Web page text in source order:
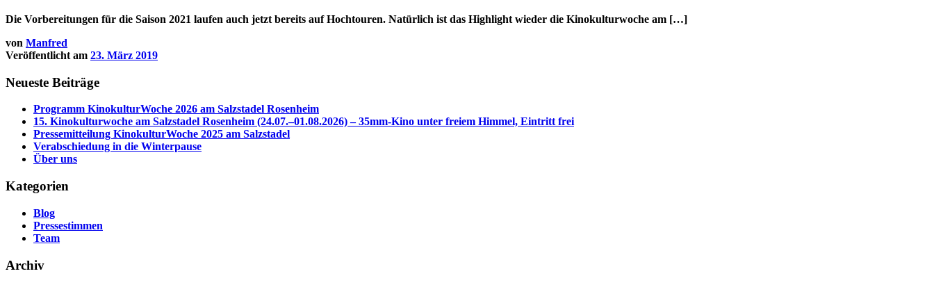
Die Vorbereitungen für die Saison 2021 laufen auch jetzt bereits auf Hochtouren. Natürlich ist das Highlight wieder die Kinokulturwoche am […]
von Manfred
Veröffentlicht am 23. März 2019
Neueste Beiträge
Programm KinokulturWoche 2026 am Salzstadel Rosenheim
15. Kinokulturwoche am Salzstadel Rosenheim (24.07.–01.08.2026) – 35mm-Kino unter freiem Himmel, Eintritt frei
Pressemitteilung KinokulturWoche 2025 am Salzstadel
Verabschiedung in die Winterpause
Über uns
Kategorien
Blog
Pressestimmen
Team
Archiv